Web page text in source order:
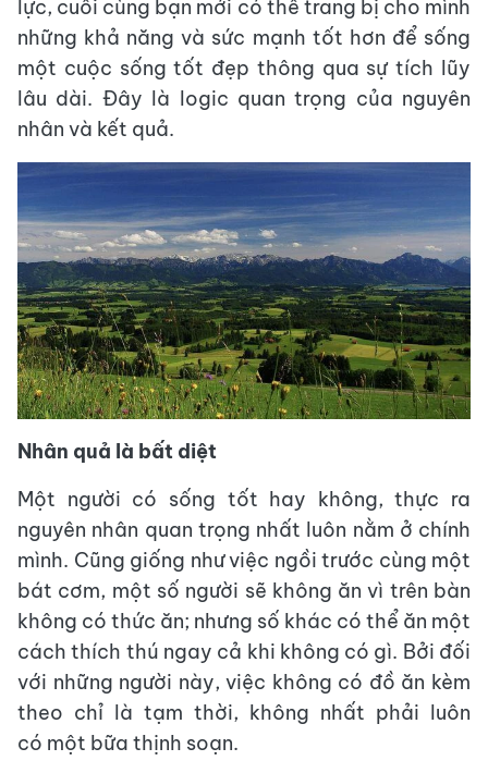
lực, cuối cùng bạn mới có thể trang bị cho mình
những khả năng và sức mạnh tốt hơn để sống
một cuộc sống tốt đẹp thông qua sự tích lũy
lâu dài. Đây là logic quan trọng của nguyên
nhân và kết quả.
Nhân quả là bất diệt
Một người có sống tốt hay không, thực ra
nguyên nhân quan trọng nhất luôn nằm ở chính
mình. Cũng giống như việc ngồi trước cùng một
bát cơm, một số người sẽ không ăn vì trên bàn
không có thức ăn; nhưng số khác có thể ăn một
cách thích thú ngay cả khi không có gì. Bởi đối
với những người này, việc không có đồ ăn kèm
theo chỉ là tạm thời, không nhất phải luôn
có một bữa thịnh soạn.